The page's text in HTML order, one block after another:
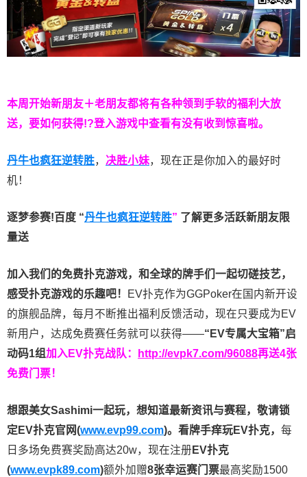
本周开始新朋友＋老朋友都将有各种领到手软的福利大放
送，要如何获得!?登入游戏中查看有没有收到惊喜啦。
丹牛也疯狂逆转胜， 决胜小妹，现在正是你加入的最好时
机！
逐梦参赛!百度 “丹牛也疯狂逆转胜” 了解更多活跃新朋友限
量送
加入我们的免费扑克游戏，和全球的牌手们一起切磋技艺，
感受扑克游戏的乐趣吧！
EV扑克作为GGPoker在国内新开设
的旗舰品牌，每月不断推出福利反馈活动，现在只要成为EV
新用户，达成免费赛任务就可以获得——“EV专属大宝箱”启
动码1组加入EV扑克战队： http://evpk7.com/96088再送4张
免费门票！
想跟美女Sashimi一起玩， 想知道最新资讯与赛程， 敬请锁
定EV扑克官网(www.evp99.com)。 看牌手痒玩EV扑克， 每
日多场免费赛奖励高达20w，现在注册 EV扑克
(www.evpk89.com)额外加赠8张幸运赛门票最高奖励1500